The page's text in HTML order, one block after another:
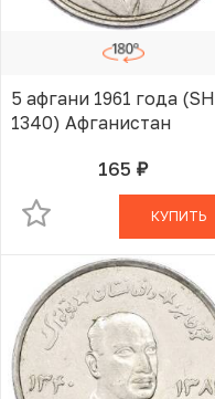
5 афгани 1961 года (SH
1340) Афганистан
165 руб.В КОРЗИНЕ
КУПИТЬ